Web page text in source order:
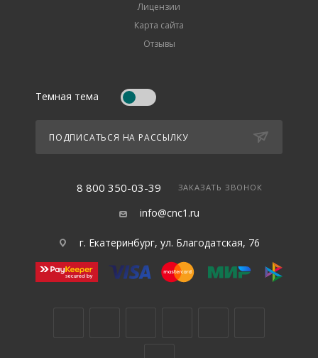
Лицензии
Карта сайта
Отзывы
Темная тема
ПОДПИСАТЬСЯ НА РАССЫЛКУ
8 800 350-03-39 ЗАКАЗАТЬ ЗВОНОК
info@cnc1.ru
г. Екатеринбург, ул. Благодатская, 76